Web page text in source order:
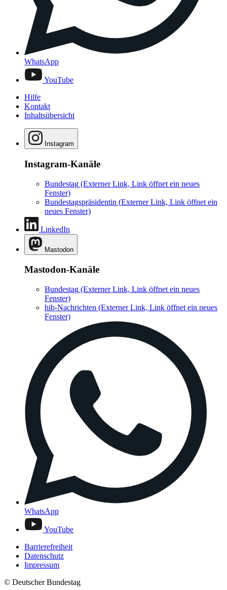
WhatsApp
YouTube
Hilfe
Kontakt
Inhaltsübersicht
Instagram
Instagram-Kanäle
Bundestag (Externer Link, Link öffnet ein neues
Fenster)
Bundestagspräsidentin (Externer Link, Link öffnet ein
neues Fenster)
LinkedIn
Mastodon
Mastodon-Kanäle
Bundestag (Externer Link, Link öffnet ein neues
Fenster)
hib-Nachrichten (Externer Link, Link öffnet ein neues
Fenster)
WhatsApp
YouTube
Barrierefreiheit
Datenschutz
Impressum
© Deutscher Bundestag